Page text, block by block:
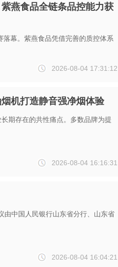
燕食品全链条品控能力获
幕。紫燕食品凭借完善的质控体系
2026-08-04 17:31:12
机打造静音强净烟体验
期存在的共性痛点。多数品牌为提
2026-08-04 16:16:31
由中国人民银行山东省分行、山东省
2026-08-04 16:04:21